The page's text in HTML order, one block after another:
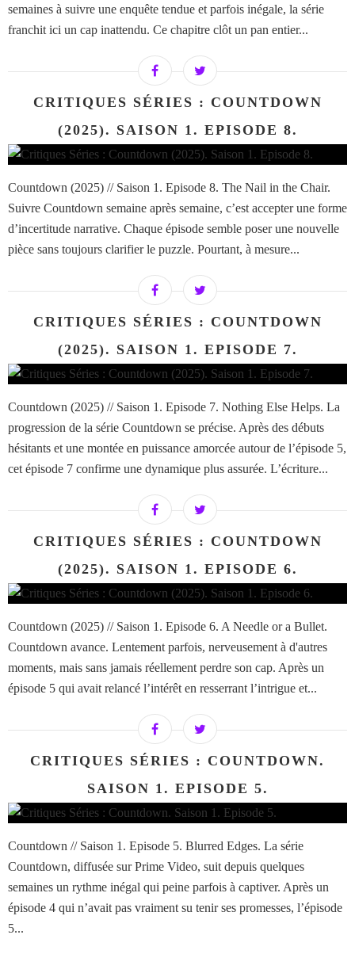
semaines à suivre une enquête tendue et parfois inégale, la série
franchit ici un cap inattendu. Ce chapitre clôt un pan entier...
CRITIQUES SÉRIES : COUNTDOWN
(2025). SAISON 1. EPISODE 8.
Countdown (2025) // Saison 1. Episode 8. The Nail in the Chair.
Suivre Countdown semaine après semaine, c’est accepter une forme
d’incertitude narrative. Chaque épisode semble poser une nouvelle
pièce sans toujours clarifier le puzzle. Pourtant, à mesure...
CRITIQUES SÉRIES : COUNTDOWN
(2025). SAISON 1. EPISODE 7.
Countdown (2025) // Saison 1. Episode 7. Nothing Else Helps. La
progression de la série Countdown se précise. Après des débuts
hésitants et une montée en puissance amorcée autour de l’épisode 5,
cet épisode 7 confirme une dynamique plus assurée. L’écriture...
CRITIQUES SÉRIES : COUNTDOWN
(2025). SAISON 1. EPISODE 6.
Countdown (2025) // Saison 1. Episode 6. A Needle or a Bullet.
Countdown avance. Lentement parfois, nerveusement à d'autres
moments, mais sans jamais réellement perdre son cap. Après un
épisode 5 qui avait relancé l’intérêt en resserrant l’intrigue et...
CRITIQUES SÉRIES : COUNTDOWN.
SAISON 1. EPISODE 5.
Countdown // Saison 1. Episode 5. Blurred Edges. La série
Countdown, diffusée sur Prime Video, suit depuis quelques
semaines un rythme inégal qui peine parfois à captiver. Après un
épisode 4 qui n’avait pas vraiment su tenir ses promesses, l’épisode
5...